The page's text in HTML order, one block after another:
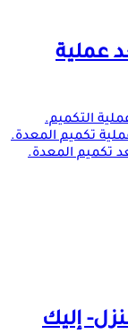
عملية
التكميم.
تكميم المعدة.
تكميم المعدة.
إليك